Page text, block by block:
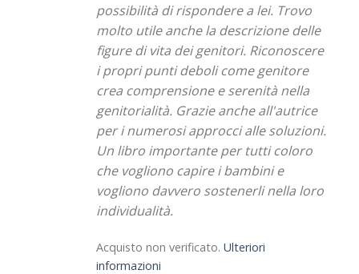
possibilità di rispondere a lei. Trovo
molto utile anche la descrizione delle
figure di vita dei genitori. Riconoscere
i propri punti deboli come genitore
crea comprensione e serenità nella
genitorialità. Grazie anche all'autrice
per i numerosi approcci alle soluzioni.
Un libro importante per tutti coloro
che vogliono capire i bambini e
vogliono davvero sostenerli nella loro
individualità.
Acquisto non verificato. Ulteriori
informazioni